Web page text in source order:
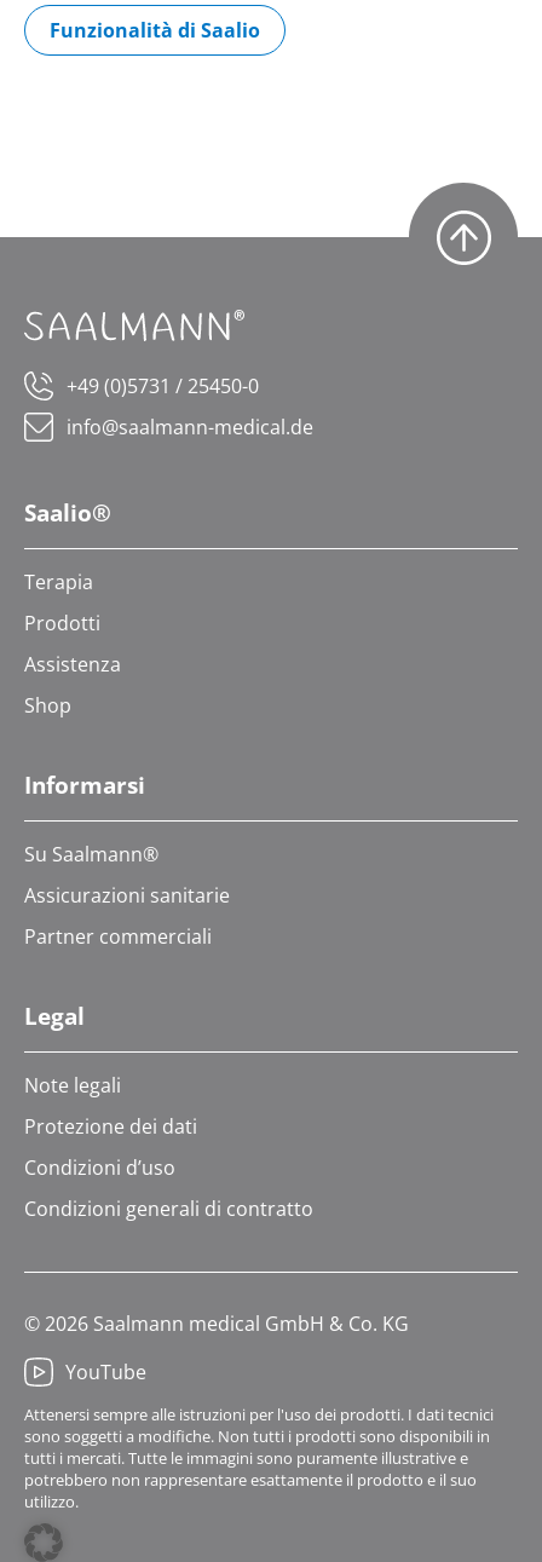
Funzionalità di Saalio
+49 (0)5731 / 25450-0
info@saalmann-medical.de
Saalio®
Terapia
Prodotti
Assistenza
Shop
Informarsi
Su Saalmann®
Assicurazioni sanitarie
Partner commerciali
Legal
Note legali
Protezione dei dati
Condizioni d’uso
Condizioni generali di contratto
© 2026 Saalmann medical GmbH & Co. KG
YouTube
Attenersi sempre alle istruzioni per l'uso dei prodotti. I dati tecnici
sono soggetti a modifiche. Non tutti i prodotti sono disponibili in
tutti i mercati. Tutte le immagini sono puramente illustrative e
potrebbero non rappresentare esattamente il prodotto e il suo
utilizzo.